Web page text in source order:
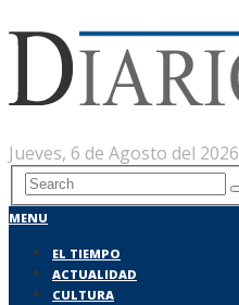
Jueves, 6 de Agosto del 2026
MENU
EL TIEMPO
ACTUALIDAD
CULTURA